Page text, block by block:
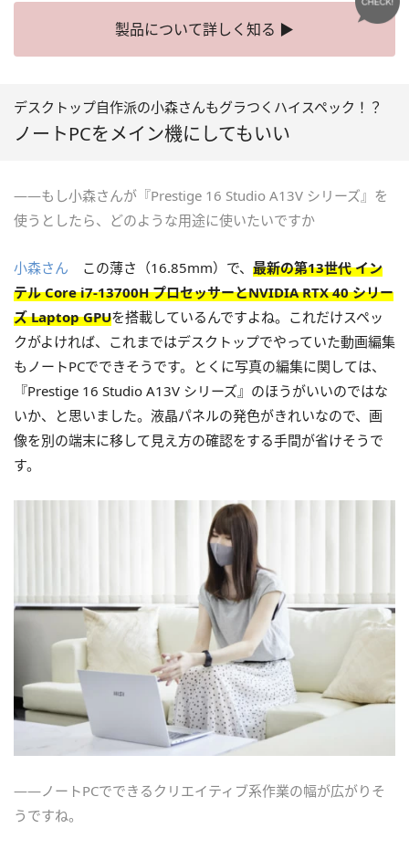
製品について詳しく知る ▶
デスクトップ自作派の小森さんもグラつくハイスペック！？
ノートPCをメイン機にしてもいい
――もし小森さんが『Prestige 16 Studio A13V シリーズ』を
使うとしたら、どのような用途に使いたいですか
小森さん この薄さ（16.85mm）で、 最新の第13世代 イン
テル Core i7-13700H プロセッサーとNVIDIA RTX 40 シリー
ズ Laptop GPUを搭載しているんですよね。これだけスペッ
クがよければ、これまではデスクトップでやっていた動画編集
もノートPCでできそうです。とくに写真の編集に関しては、
『Prestige 16 Studio A13V シリーズ』のほうがいいのではな
いか、と思いました。液晶パネルの発色がきれいなので、画
像を別の端末に移して見え方の確認をする手間が省けそうで
す。
――ノートPCでできるクリエイティブ系作業の幅が広がりそ
うですね。